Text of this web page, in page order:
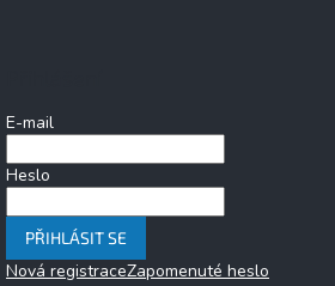
E-mail
Heslo
PŘIHLÁSIT SE
Nová registraceZapomenuté heslo